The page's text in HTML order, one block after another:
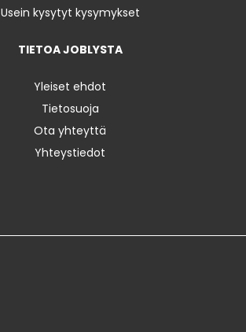
Usein kysytyt kysymykset
TIETOA JOBLYSTA
Yleiset ehdot
Tietosuoja
Ota yhteyttä
Yhteystiedot